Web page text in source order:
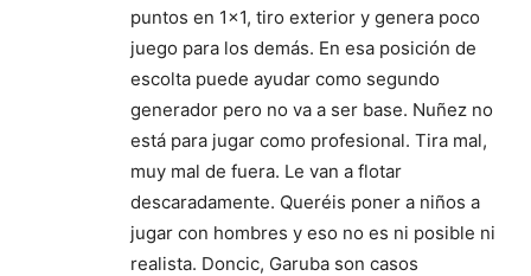
puntos en 1×1, tiro exterior y genera poco
juego para los demás. En esa posición de
escolta puede ayudar como segundo
generador pero no va a ser base. Nuñez no
está para jugar como profesional. Tira mal,
muy mal de fuera. Le van a flotar
descaradamente. Queréis poner a niños a
jugar con hombres y eso no es ni posible ni
realista. Doncic, Garuba son casos